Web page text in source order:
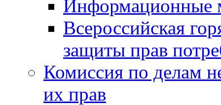
Информационные
Всероссийская
защиты прав
Комиссия по делам
их прав